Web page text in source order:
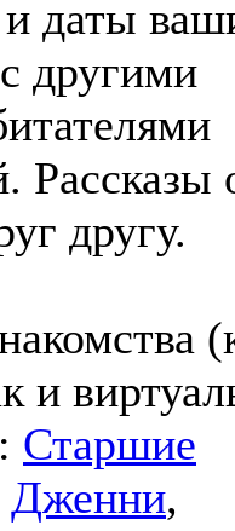
даты
другими
Рассказы
другу.
и
Старшие
Дженни,